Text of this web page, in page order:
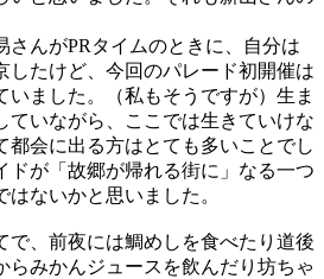
んがPRタイムのときに、自分は
したけど、今回のパレード初開催は
いました。（私もそうですが）生ま
ていながら、ここでは生きていけな
都会に出る方はとても多いことでし
ドが「故郷が帰れる街に」なる一つ
ないかと思いました。
、前夜には鯛めしを食べたり道後
らみかんジュースを飲んだり坊ちゃ